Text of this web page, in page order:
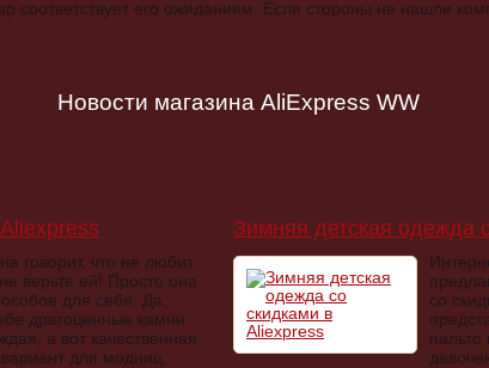
соответствует его ожиданиям. Если стороны не нашли
Новости магазина AliExpress WW
говорит, что не любит
верьте ей! Просто она
для себя. Да,
драгоценные камни
а вот качественная
для модниц,
Зимняя детская одежда
со